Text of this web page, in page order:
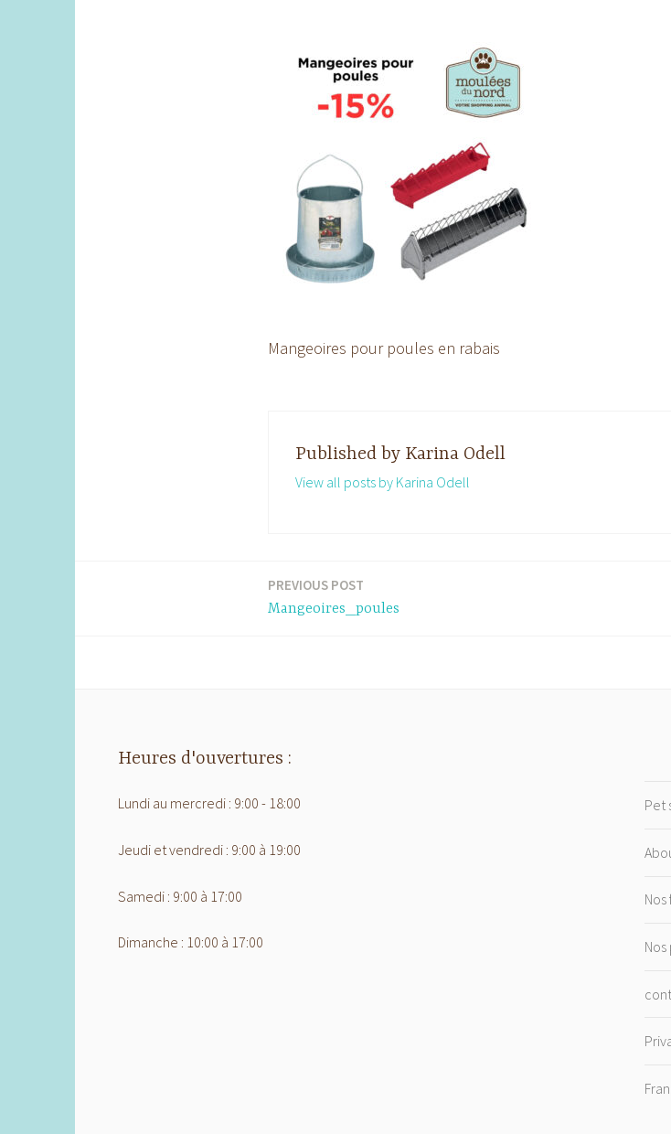
Mangeoires pour poules en rabais
Published by Karina Odell
View all posts by Karina Odell
PREVIOUS POST
Mangeoires_poules
Heures d'ouvertures :
Lundi au mercredi : 9:00 - 18:00
Jeudi et vendredi : 9:00 à 19:00
Samedi : 9:00 à 17:00
Dimanche : 10:00 à 17:00
Pet
Nos